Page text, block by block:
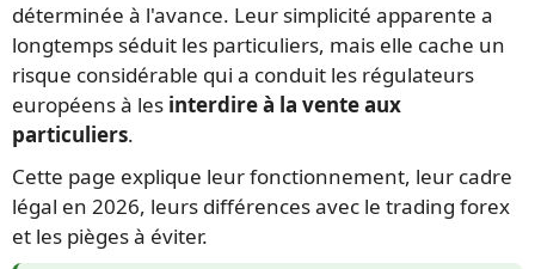
déterminée à l'avance. Leur simplicité apparente a
longtemps séduit les particuliers, mais elle cache un
risque considérable qui a conduit les régulateurs
européens à les interdire à la vente aux
particuliers.
Cette page explique leur fonctionnement, leur cadre
légal en 2026, leurs différences avec le trading forex
et les pièges à éviter.